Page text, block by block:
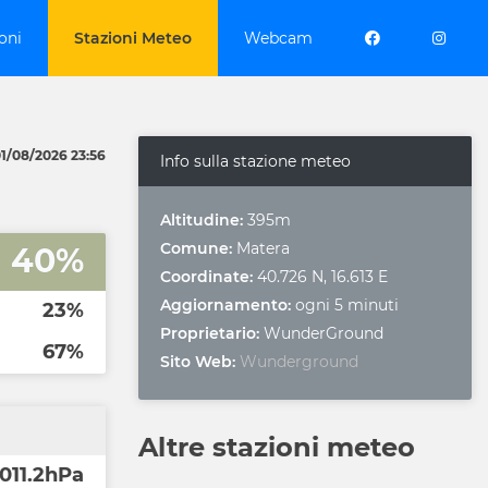
Webcam
Stazioni Meteo
08/2026 23:56
40%
23%
67%
Info sulla stazione meteo
Altitudine: 395m
Comune: Matera
Coordinate: 40.726 N, 16.613 E
Aggiornamento: ogni 5 minuti
Proprietario: WunderGround
Sito Web: Wunderground
Altre stazioni meteo